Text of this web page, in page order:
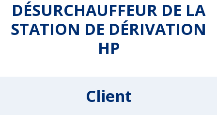
DÉSURCHAUFFEUR DE LA
STATION DE DÉRIVATION
HP
Client